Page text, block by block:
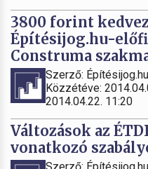
3800 forint
Építésijog.hu-
Construma
Szerző: Építésijog.hu
Közzétéve:
2014.04.22. 11:20
Változások az
vonatkozó
Szerző: Építésijog.hu